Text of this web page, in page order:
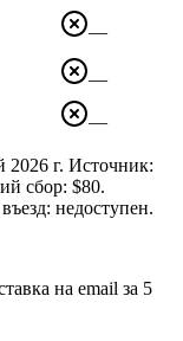
—
—
—
2026 г. Источник:
сбор: $80.
недоступен.
на email за 5